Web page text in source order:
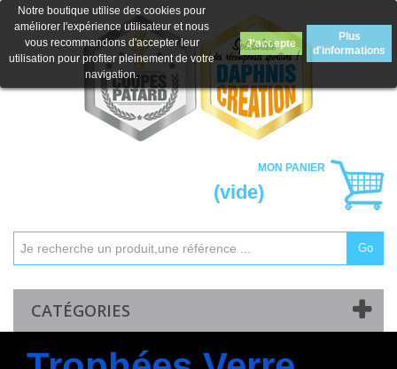
MON PANIER
(vide)
Go
CATÉGORIES
Notre boutique utilise des cookies pour
améliorer l'expérience utilisateur et nous
vous recommandons d'accepter leur
utilisation pour profiter pleinement de votre
navigation.
J'accepte
Plus
d'informations